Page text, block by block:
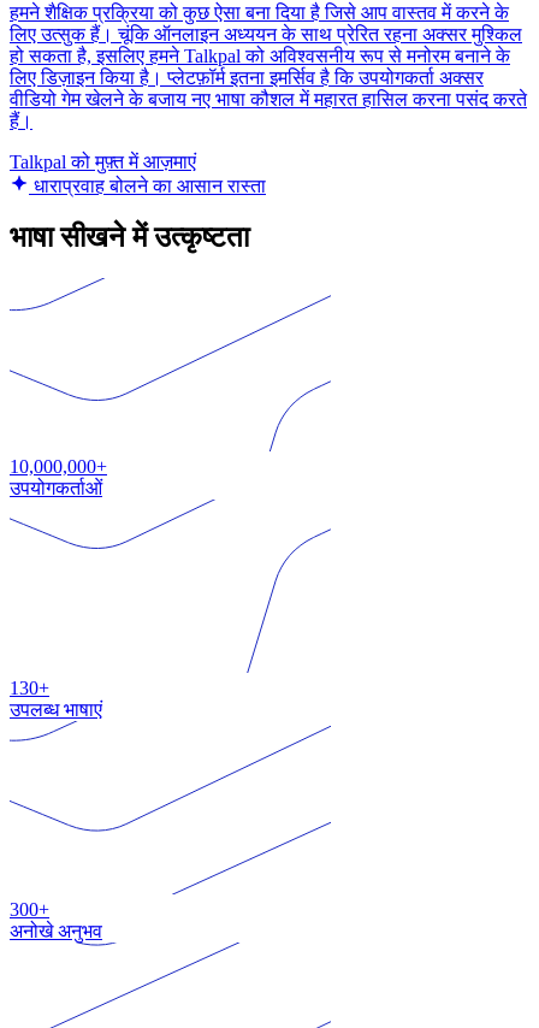
हमने शैक्षिक प्रक्रिया को कुछ ऐसा बना दिया है जिसे आप वास्तव में करने के
लिए उत्सुक हैं। चूंकि ऑनलाइन अध्ययन के साथ प्रेरित रहना अक्सर मुश्किल
हो सकता है, इसलिए हमने Talkpal को अविश्वसनीय रूप से मनोरम बनाने के
लिए डिज़ाइन किया है। प्लेटफ़ॉर्म इतना इमर्सिव है कि उपयोगकर्ता अक्सर
वीडियो गेम खेलने के बजाय नए भाषा कौशल में महारत हासिल करना पसंद करते
हैं।
Talkpal को मुफ़्त में आज़माएं
धाराप्रवाह बोलने का आसान रास्ता
भाषा सीखने में उत्कृष्टता
10,000,000+
उपयोगकर्ताओं
130+
उपलब्ध भाषाएं
300+
अनोखे अनुभव